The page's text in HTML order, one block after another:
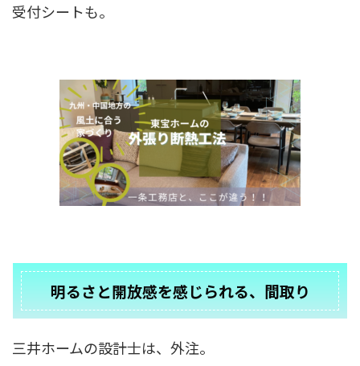
受付シートも。
明るさと開放感を感じられる、間取り
三井ホームの設計士は、外注。